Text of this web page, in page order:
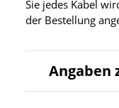
Sie jedes Kabel
der Bestellung
Angaben